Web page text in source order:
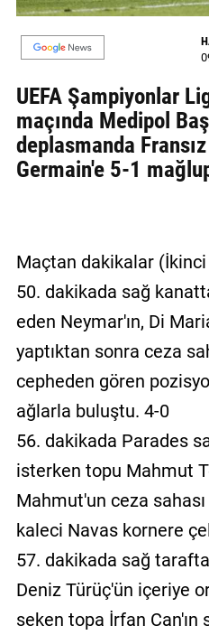
BİZE
ULAŞIN
İletişim
Gizlilik
Sözleşmesi
UEFA Şampiyonlar
maçında Medipol
deplasmanda
Germain'e 5-1
Maçtan dakikalar (İkinci
50. dakikada sağ
eden Neymar'ın, Di
yaptıktan sonra ceza
cepheden gören
ağlarla buluştu. 4-0
56. dakikada Parades
isterken topu Mahmut
Mahmut'un ceza
kaleci Navas kornere
57. dakikada sağ
Deniz Türüç'ün içeriye
seken topa İrfan